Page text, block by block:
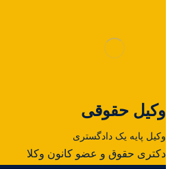
وکیل حقوقی
وکیل پایه یک دادگستری
دکتری حقوق و عضو کانون وکلا